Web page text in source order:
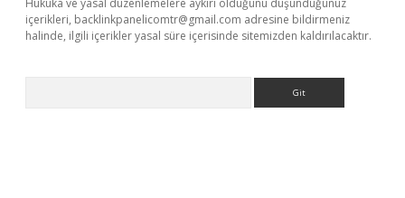
Hukuka ve yasal düzenlemelere aykırı olduğunu düşündüğünüz
içerikleri, backlinkpanelicomtr@gmail.com adresine bildirmeniz
halinde, ilgili içerikler yasal süre içerisinde sitemizden kaldırılacaktır.